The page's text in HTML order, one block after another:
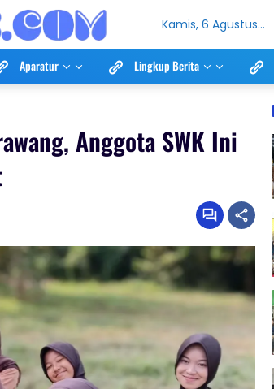
Kamis, 6 Agustus
Aparatur Lingkup Berita
Anggota SWK Ini